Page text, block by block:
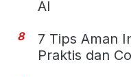
AI
8
7 Tips Aman
Praktis dan